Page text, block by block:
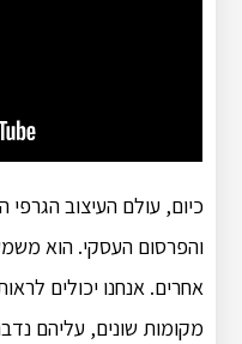
כיום, עולם העיצוב
והפרסום העסקי. הוא
אחרים. אנחנו יכולים
מקומות שונים, עליהם